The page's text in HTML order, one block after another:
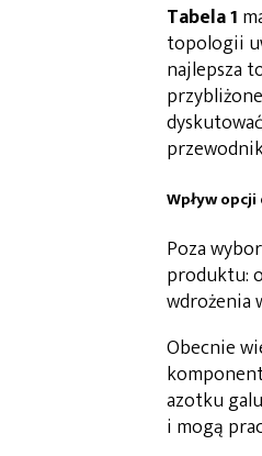
Tabela 1
topologii
najlepsza
Wpływ
Poza
produktu:
wdrożenia
Obecnie
azotku
i mogą